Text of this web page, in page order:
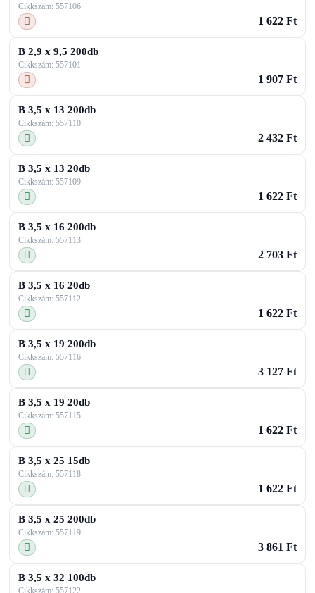
Cikkszám: 557106
1 622 Ft
B 2,9 x 9,5 200db
Cikkszám: 557101
1 907 Ft
B 3,5 x 13 200db
Cikkszám: 557110
2 432 Ft
B 3,5 x 13 20db
Cikkszám: 557109
1 622 Ft
B 3,5 x 16 200db
Cikkszám: 557113
2 703 Ft
B 3,5 x 16 20db
Cikkszám: 557112
1 622 Ft
B 3,5 x 19 200db
Cikkszám: 557116
3 127 Ft
B 3,5 x 19 20db
Cikkszám: 557115
1 622 Ft
B 3,5 x 25 15db
Cikkszám: 557118
1 622 Ft
B 3,5 x 25 200db
Cikkszám: 557119
3 861 Ft
B 3,5 x 32 100db
Cikkszám: 557122